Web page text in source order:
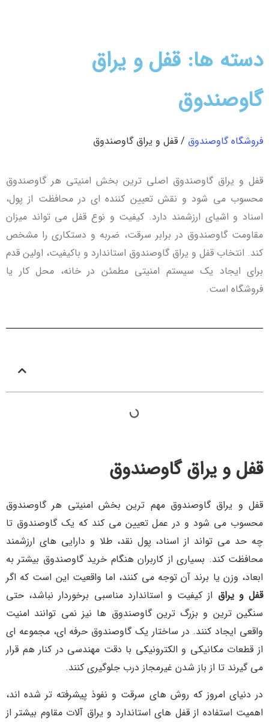
دسته ها: قفل و یراق
گاوصندوق
فروشگاه گاوصندوق / قفل و یراق گاوصندوق
قفل و یراق گاوصندوق اصلی‌ ترین بخش امنیتی هر گاوصندوق
محسوب می‌ شود و نقش تعیین‌ کننده‌ ای در محافظت از پول،
اسناد و اشیای ارزشمند دارد. کیفیت و نوع قفل می‌ تواند میزان
مقاومت گاوصندوق در برابر سرقت، ضربه و دستکاری را مشخص
کند. انتخاب قفل و یراق گاوصندوق استاندارد و باکیفیت، اولین قدم
برای ایجاد یک سیستم امنیتی مطمئن در خانه، محل کار یا
فروشگاه است.
قفل و یراق گاوصندوق
قفل و یراق گاوصندوق مهم ترین بخش امنیتی هر گاوصندوق
محسوب می شود و در عمل تعیین می کند که یک گاوصندوق تا
چه حد می تواند از اسناد، پول نقد، طلا و دارایی های ارزشمند
محافظت کند. بسیاری از کاربران هنگام خرید گاوصندوق بیشتر به
ابعاد، وزن یا برند آن توجه می کنند، اما واقعیت این است که اگر
قفل و یراق از کیفیت و استاندارد مناسبی برخوردار نباشد، حتی
سنگین ترین و بزرگ ترین گاوصندوق ها نیز نمی توانند امنیت
واقعی ایجاد کنند. در ساختار یک گاوصندوق حرفه ای، مجموعه ای
از قطعات مکانیکی و الکترونیکی با دقت مهندسی در کنار هم قرار
می گیرند تا از باز شدن غیرمجاز درب جلوگیری کنند.
در دنیای امروز که روش های سرقت و نفوذ پیشرفته تر شده اند،
اهمیت استفاده از قفل های استاندارد و یراق آلات مقاوم بیشتر از